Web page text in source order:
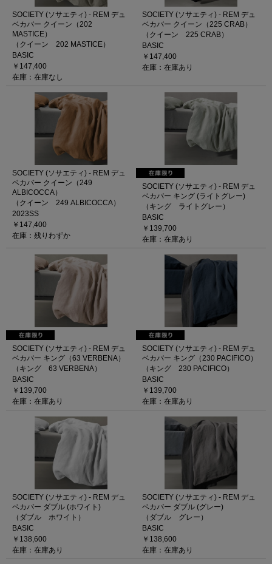
SOCIETY (ソサエティ) - REM デュ
ベカバー クイーン（202
MASTICE）
（クイーン 202 MASTICE）
BASIC
￥147,400
在庫：在庫なし
SOCIETY (ソサエティ) - REM デュ
ベカバー クイーン（225 CRAB）
（クイーン 225 CRAB）
BASIC
￥147,400
在庫：在庫あり
SOCIETY (ソサエティ) - REM デュ
ベカバー クイーン（249
ALBICOCCA）
（クイーン 249 ALBICOCCA）
2023SS
￥147,400
在庫：残りわずか
SOCIETY (ソサエティ) - REM デュ
ベカバー キング (ライトグレー)
（キング ライトグレー）
BASIC
￥139,700
在庫：在庫あり
SOCIETY (ソサエティ) - REM デュ
ベカバー キング（63 VERBENA）
（キング 63 VERBENA）
BASIC
￥139,700
在庫：在庫あり
SOCIETY (ソサエティ) - REM デュ
ベカバー キング（230 PACIFICO）
（キング 230 PACIFICO）
BASIC
￥139,700
在庫：在庫あり
SOCIETY (ソサエティ) - REM デュ
ベカバー ダブル (ホワイト)
（ダブル ホワイト）
BASIC
￥138,600
在庫：在庫あり
SOCIETY (ソサエティ) - REM デュ
ベカバー ダブル (グレー)
（ダブル グレー）
BASIC
￥138,600
在庫：在庫あり